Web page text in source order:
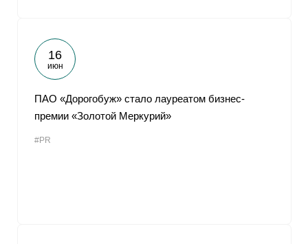
16
июн
ПАО «Дорогобуж» стало лауреатом бизнес-
премии «Золотой Меркурий»
#PR